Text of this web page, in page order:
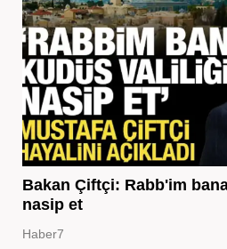
Bakan Çiftçi: Rabb'im
nasip et
Haber7